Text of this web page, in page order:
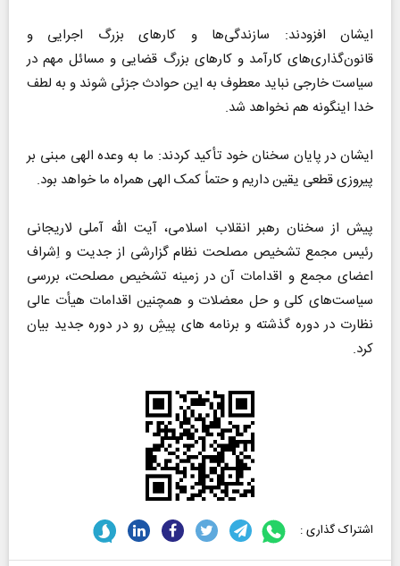
ایشان افزودند: سازندگی‌ها و کارهای بزرگ اجرایی و
قانون‌گذاری‌های کارآمد و کارهای بزرگ قضایی و مسائل مهم در
سیاست خارجی نباید معطوف به این حوادث جزئی شوند و به لطف
خدا اینگونه هم نخواهد شد.
ایشان در پایان سخنان خود تأکید کردند: ما به وعده الهی مبنی بر
پیروزی قطعی یقین داریم و حتماً کمک الهی همراه ما خواهد بود.
پیش از سخنان رهبر انقلاب اسلامی، آیت الله آملی لاریجانی
رئیس مجمع تشخیص مصلحت نظام گزارشی از جدیت و اِشراف
اعضای مجمع و اقدامات آن در زمینه تشخیص مصلحت، بررسی
سیاست‌های کلی و حل معضلات و همچنین اقدامات هیأت عالی
نظارت در دوره گذشته و برنامه های پیشِ رو در دوره جدید بیان
کرد.
اشتراک گذاری :